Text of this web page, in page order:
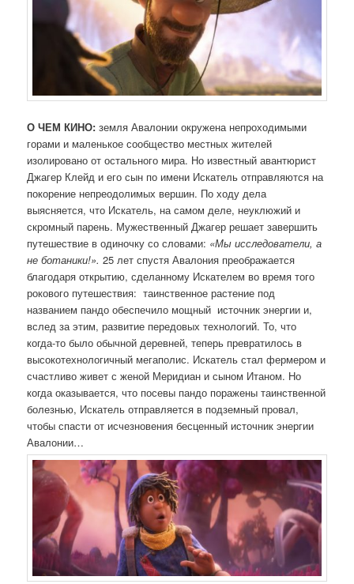
О ЧЕМ КИНО:земля Авалонии окружена непроходимыми
горами и маленькое сообщество местных жителей
изолировано от остального мира. Но известный авантюрист
Джагер Клейд и его сын по имени Искатель отправляются на
покорение непреодолимых вершин. По ходу дела
выясняется, что Искатель, на самом деле, неуклюжий и
скромный парень. Мужественный Джагер решает завершить
путешествие в одиночку со словами: «Мы исследователи, а
не ботаники!».25 лет спустя Авалония преображается
благодаря открытию, сделанному Искателем во время того
рокового путешествия: таинственное растение под
названием пандо обеспечило мощный источник энергии и,
вслед за этим, развитие передовых технологий. То, что
когда-то было обычной деревней, теперь превратилось в
высокотехнологичный мегаполис. Искатель стал фермером и
счастливо живет с женой Меридиан и сыном Итаном. Но
когда оказывается, что посевы пандо поражены таинственной
болезнью, Искатель отправляется в подземный провал,
чтобы спасти от исчезновения бесценный источник энергии
Авалонии…